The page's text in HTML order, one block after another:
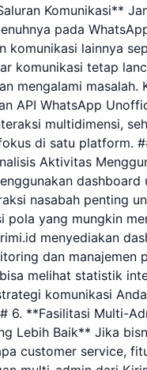
Komunikasi**
pada
komunikasi lainnya
komunikasi tetap
mengalami masalah.
API WhatsApp
multidimensi,
di satu platform.
Aktivitas
dashboard
nasabah penting
pola yang mungkin
menyediakan
dan manajemen
melihat statistik
komunikasi
6. **Fasilitasi Multi-
Lebih Baik** Jika
customer service,